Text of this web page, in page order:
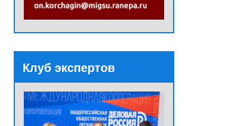
Клуб экспертов